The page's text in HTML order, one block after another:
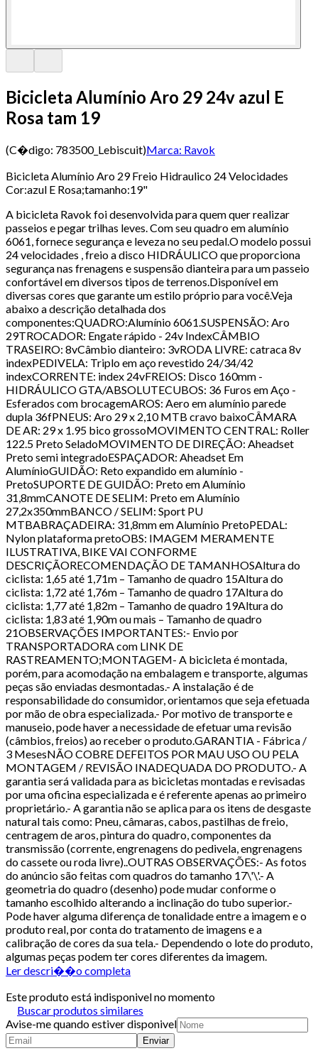
Bicicleta Alumínio Aro 29 24v azul E
Rosa tam 19
(C�digo: 783500_Lebiscuit)Marca: Ravok
Bicicleta Alumínio Aro 29 Freio Hidraulico 24 Velocidades
Cor:azul E Rosa;tamanho:19"
A bicicleta Ravok foi desenvolvida para quem quer realizar
passeios e pegar trilhas leves. Com seu quadro em alumínio
6061, fornece segurança e leveza no seu pedal.O modelo possui
24 velocidades , freio a disco HIDRÁULICO que proporciona
segurança nas frenagens e suspensão dianteira para um passeio
confortável em diversos tipos de terrenos.Disponível em
diversas cores que garante um estilo próprio para você.Veja
abaixo a descrição detalhada dos
componentes:QUADRO:Alumínio 6061.SUSPENSÃO: Aro
29TROCADOR: Engate rápido - 24v IndexCÂMBIO
TRASEIRO: 8vCâmbio dianteiro: 3vRODA LIVRE: catraca 8v
indexPEDIVELA: Triplo em aço revestido 24/34/42
indexCORRENTE: index 24vFREIOS: Disco 160mm -
HIDRÁULICO GTA/ABSOLUTECUBOS: 36 Furos em Aço -
Esferados com brocagemAROS: Aero em alumínio parede
dupla 36fPNEUS: Aro 29 x 2,10 MTB cravo baixoCÂMARA
DE AR: 29 x 1.95 bico grossoMOVIMENTO CENTRAL: Roller
122.5 Preto SeladoMOVIMENTO DE DIREÇÃO: Aheadset
Preto semi integradoESPAÇADOR: Aheadset Em
AlumínioGUIDÃO: Reto expandido em alumínio -
PretoSUPORTE DE GUIDÃO: Preto em Alumínio
31,8mmCANOTE DE SELIM: Preto em Alumínio
27,2x350mmBANCO / SELIM: Sport PU
MTBABRAÇADEIRA: 31,8mm em Alumínio PretoPEDAL:
Nylon plataforma pretoOBS: IMAGEM MERAMENTE
ILUSTRATIVA, BIKE VAI CONFORME
DESCRIÇÃORECOMENDAÇÃO DE TAMANHOSAltura do
ciclista: 1,65 até 1,71m – Tamanho de quadro 15Altura do
ciclista: 1,72 até 1,76m – Tamanho de quadro 17Altura do
ciclista: 1,77 até 1,82m – Tamanho de quadro 19Altura do
ciclista: 1,83 até 1,90m ou mais – Tamanho de quadro
21OBSERVAÇÕES IMPORTANTES:- Envio por
TRANSPORTADORA com LINK DE
RASTREAMENTO;MONTAGEM- A bicicleta é montada,
porém, para acomodação na embalagem e transporte, algumas
peças são enviadas desmontadas.- A instalação é de
responsabilidade do consumidor, orientamos que seja efetuada
por mão de obra especializada.- Por motivo de transporte e
manuseio, pode haver a necessidade de efetuar uma revisão
(câmbios, freios) ao receber o produto.GARANTIA - Fábrica /
3 MesesNÃO COBRE DEFEITOS POR MAU USO OU PELA
MONTAGEM / REVISÃO INADEQUADA DO PRODUTO.- A
garantia será validada para as bicicletas montadas e revisadas
por uma oficina especializada e é referente apenas ao primeiro
proprietário.- A garantia não se aplica para os itens de desgaste
natural tais como: Pneu, câmaras, cabos, pastilhas de freio,
centragem de aros, pintura do quadro, componentes da
transmissão (corrente, engrenagens do pedivela, engrenagens
do cassete ou roda livre)..OUTRAS OBSERVAÇÕES:- As fotos
do anúncio são feitas com quadros do tamanho 17\'\'.- A
geometria do quadro (desenho) pode mudar conforme o
tamanho escolhido alterando a inclinação do tubo superior.-
Pode haver alguma diferença de tonalidade entre a imagem e o
produto real, por conta do tratamento de imagens e a
calibração de cores da sua tela.- Dependendo o lote do produto,
algumas peças podem ter cores diferentes da imagem.
Ler descri��o completa
Este produto está indisponivel no momento
Buscar produtos similares
Avise-me quando estiver disponivel
Enviar